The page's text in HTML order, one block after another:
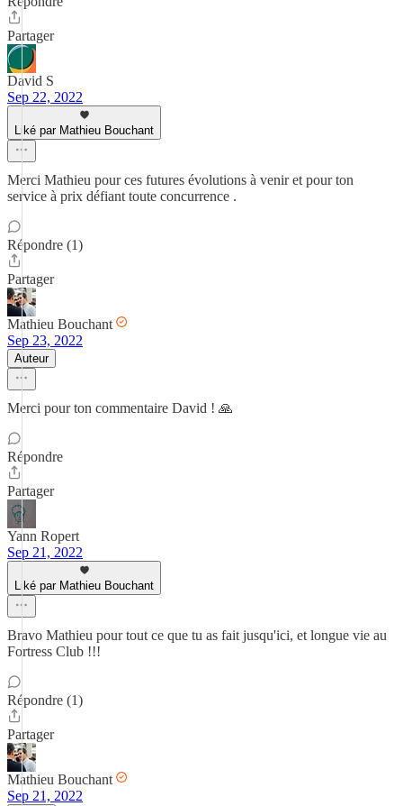
Partager
David S
Sep 22, 2022
Liké par Mathieu Bouchant
Merci Mathieu pour ces futures évolutions à venir et pour ton
service à prix défiant toute concurrence .
Répondre (1)
Partager
Mathieu Bouchant
Sep 23, 2022
Auteur
Merci pour ton commentaire David ! 🙏
Répondre
Partager
Yann Ropert
Sep 21, 2022
Liké par Mathieu Bouchant
Bravo Mathieu pour tout ce que tu as fait jusqu'ici, et longue vie au
Fortress Club !!!
Répondre (1)
Partager
Mathieu Bouchant
Sep 21, 2022